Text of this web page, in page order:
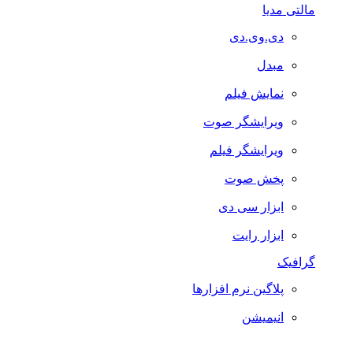
مالتی مدیا
دی.وی.دی
مبدل
نمایش فیلم
ویرایشگر صوت
ویرایشگر فیلم
پخش صوت
ابزار سی دی
ابزار رایت
گرافیک
پلاگین نرم افزارها
انیمیشن